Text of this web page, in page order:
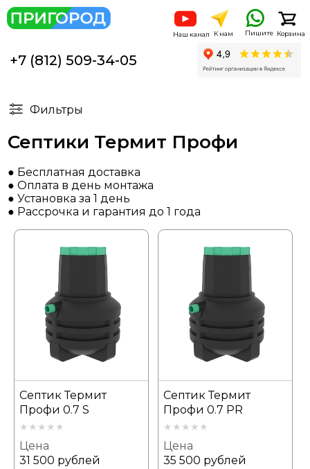
Наш канал К нам Пишите Корзина
+7 (812) 509-34-05
Фильтры
Септики Термит Профи
● Бесплатная доставка
● Оплата в день монтажа
● Установка за 1 день
● Рассрочка и гарантия до 1 года
Септик Термит
Профи 0.7 S
Цена
31 500 рублей
Септик Термит
Профи 0.7 PR
Цена
35 500 рублей